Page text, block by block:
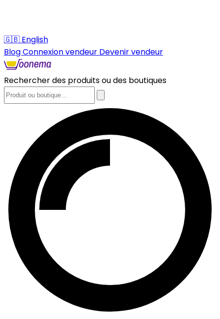
🇬🇧 English
BlogConnexion vendeur Devenir vendeur
Rechercher des produits ou des boutiques